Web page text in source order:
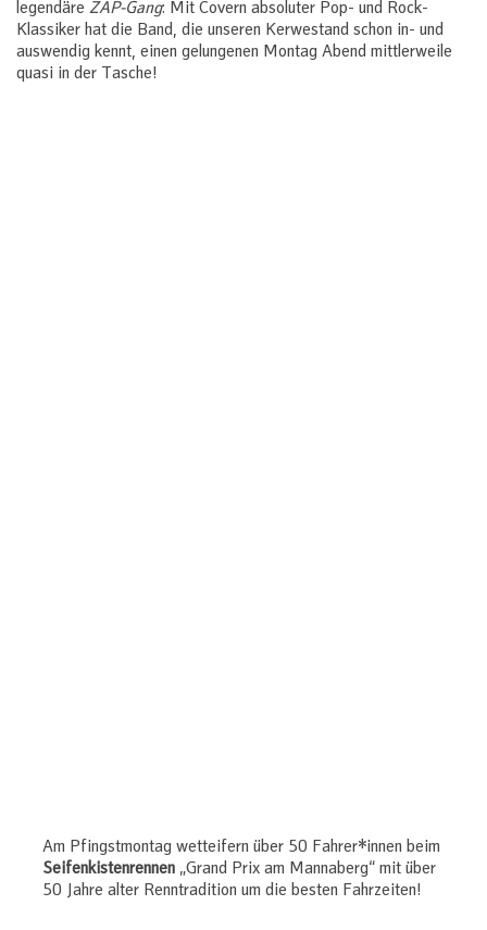
legendäre ZAP-Gang: Mit Covern absoluter Pop- und Rock-
Klassiker hat die Band, die unseren Kerwestand schon in- und
auswendig kennt, einen gelungenen Montag Abend mittlerweile
quasi in der Tasche!
Am Pfingstmontag wetteifern über 50 Fahrer*innen beim
Seifenkistenrennen „Grand Prix am Mannaberg“ mit über
50 Jahre alter Renntradition um die besten Fahrzeiten!